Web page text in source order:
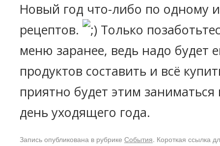
Новый год что-либо по одному
рецептов.
Только
меню заранее, ведь надо будет
продуктов составить и всё
приятно будет этим
день уходящего года.
Запись опубликована в рубрике События. Короткая ссылка